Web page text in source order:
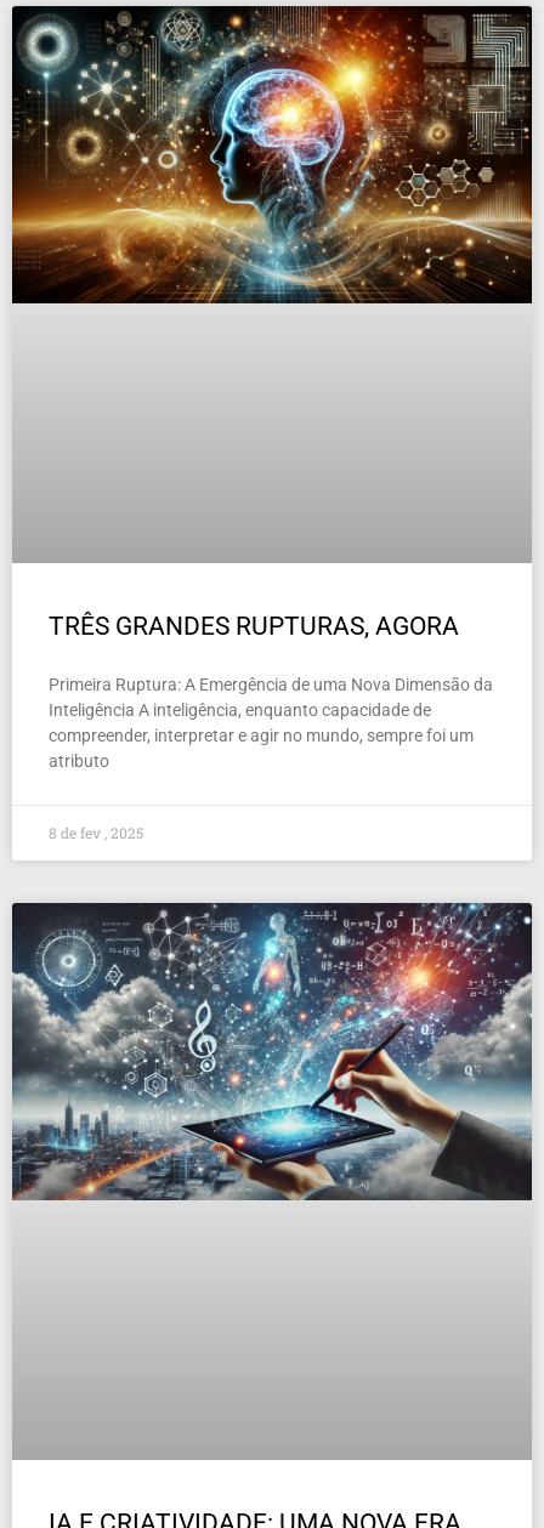
TRÊS GRANDES RUPTURAS, AGORA
Primeira Ruptura: A Emergência de uma Nova Dimensão da
Inteligência A inteligência, enquanto capacidade de
compreender, interpretar e agir no mundo, sempre foi um
atributo
8 de fev , 2025